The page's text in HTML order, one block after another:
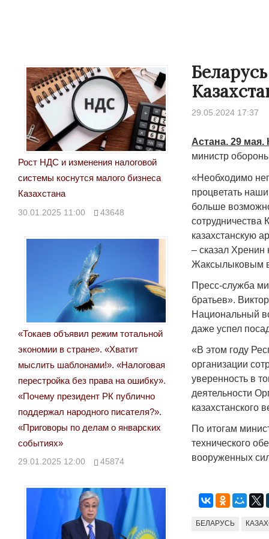
29.05.2024 17:37
Астана. 29 мая.
министр
«Необходимо
процветать
больше
сотрудничества
казахстанскую
– сказал Хренин
Жаксылыковым
Пресс-служба
братьев».
Национальный
даже успел
«В этом году
организации
уверенность в
деятельности
казахстанского
По итогам
технического
вооруженных
БЕЛАРУСЬ
Рост НДС и изменения налоговой
системы коснутся малого бизнеса
Казахстана
30.01.2025 11:00 43648
«Токаев объявил режим тотальной
экономии в стране». «Хватит
мыслить шаблонами!». «Налоговая
перестройка без права на ошибку».
«Почему президент РК публично
поддержал народного писателя?».
«Приговоры по делам о январских
событиях»
29.01.2025 12:00 45874